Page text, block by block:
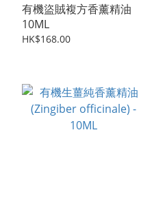
有機盜賊複方香薰精油
10ML
HK$168.00